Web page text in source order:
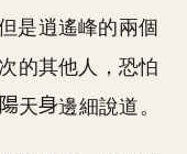
是逍遙峰的兩個
的其他人，恐怕
天 邊細說道。